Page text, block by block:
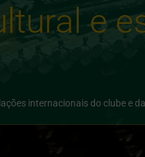
e
internacionais do clube e